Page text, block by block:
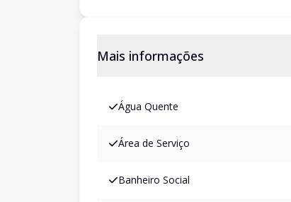
Mais informações
Água Quente
Área de Serviço
Banheiro Social